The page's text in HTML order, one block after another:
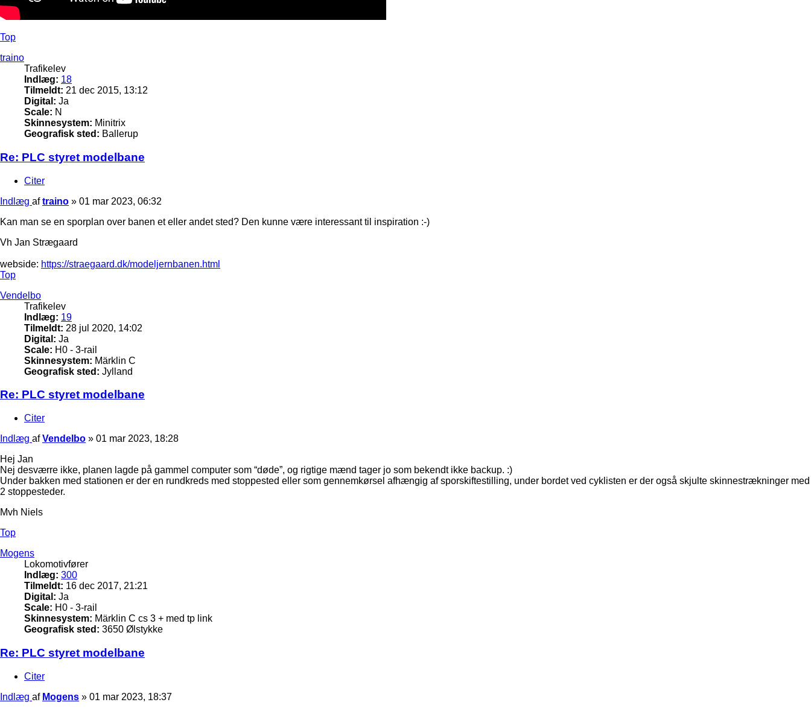
Top
traino
Trafikelev
Indlæg: 18
Tilmeldt: 21 dec 2015, 13:12
Digital: Ja
Scale: N
Skinnesystem: Minitrix
Geografisk sted: Ballerup
Re: PLC styret modelbane
Citer
Indlæg aftraino » 01 mar 2023, 06:32
Kan man se en sporplan over banen et eller andet sted? Den kunne være interessant til inspiration :-)
Vh Jan Strægaard
webside: https://straegaard.dk/modeljernbanen.html
Top
Vendelbo
Trafikelev
Indlæg: 19
Tilmeldt: 28 jul 2020, 14:02
Digital: Ja
Scale: H0 - 3-rail
Skinnesystem: Märklin C
Geografisk sted: Jylland
Re: PLC styret modelbane
Citer
Indlæg afVendelbo » 01 mar 2023, 18:28
Hej Jan
Nej desværre ikke, planen lagde på gammel computer som “døde”, og rigtige mænd tager jo som bekendt ikke backup. :)
Under bakken med stationen er der en rundkreds med stoppested eller som gennemkørsel afhængig af sporskiftestilling, under bordet ved cyklisten er der også skjulte skinnestrækninger med
2 stoppesteder.
Mvh Niels
Top
Mogens
Lokomotivfører
Indlæg: 300
Tilmeldt: 16 dec 2017, 21:21
Digital: Ja
Scale: H0 - 3-rail
Skinnesystem: Märklin C cs 3 + med tp link
Geografisk sted: 3650 Ølstykke
Re: PLC styret modelbane
Citer
Indlæg af Mogens » 01 mar 2023, 18:37